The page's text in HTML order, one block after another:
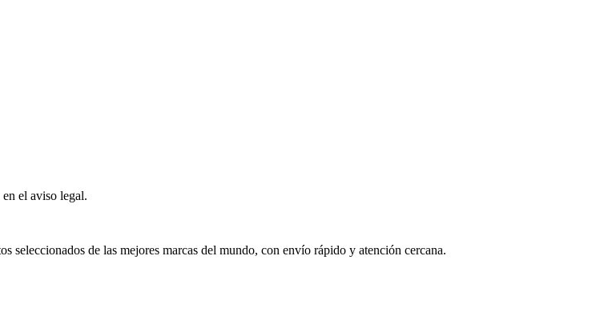
el aviso legal.
seleccionados de las mejores marcas del mundo, con envío rápido y atención cercana.